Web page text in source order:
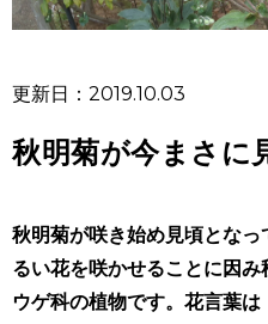
更新日：2019.10.03
秋明菊が今まさに
秋明菊が咲き始め見頃とな
るい花を咲かせることに因
ウゲ科の植物です。花言葉は